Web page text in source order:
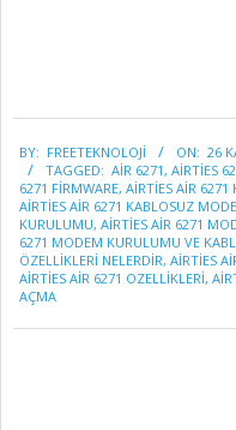
11-
26
BY: FREETEKNOLOJI ON: 26
TAGGED: AIR 6271 , AIRTIES
6271 FIRMWARE, AIRTIES AIR 6271
AIRTIES AIR 6271 KABLOSUZ
KURULUMU, AIRTIES AIR 6271
6271 MODEM KURULUMU VE
ÖZELLİKLERİ NELERDİR, AIRTIES
AIRTIES AIR 6271 OZELLIKLERI,
AÇMA